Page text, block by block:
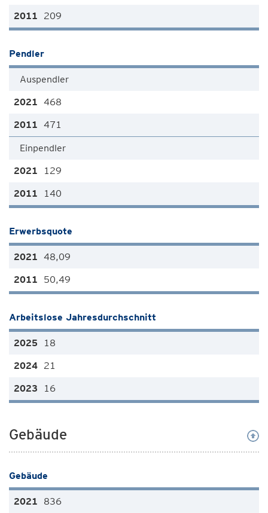
209
Pendler
Auspendler
468
471
Einpendler
129
140
Erwerbsquote
48,09
50,49
Arbeitslose Jahresdurchschnitt
18
21
16
Gebäude
Gebäude
836